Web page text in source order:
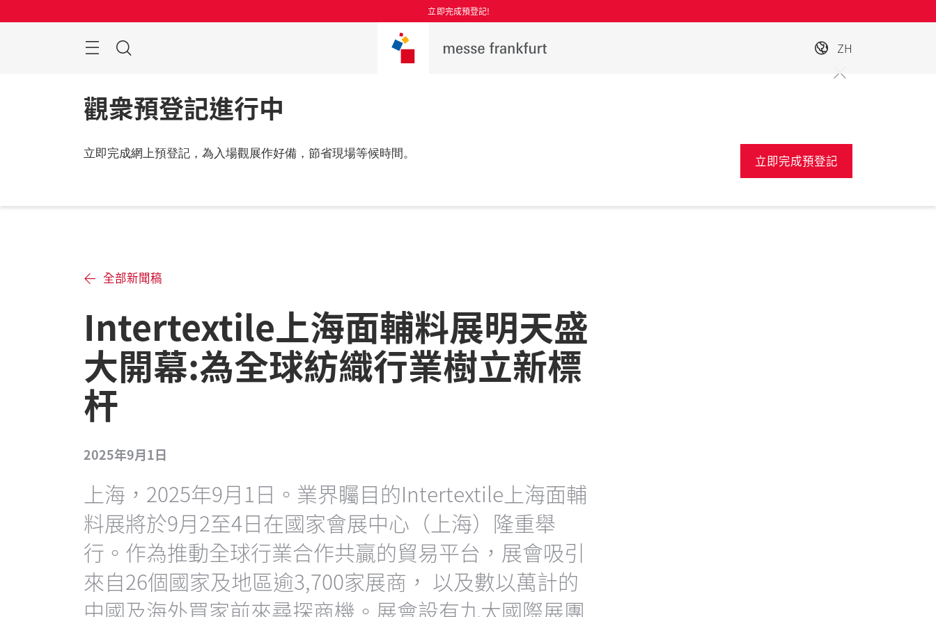
過
立即完成預登記!
搜
ZH
觀衆預登記進行中
立即完成網上預登記，為入場觀展作好備，節省現場等候時間。 立即完成預登記
全部新聞稿
Intertextile上海面輔料展明天盛
大開幕:為全球紡織行業樹立新標
杆
2025年9月1日
上海，2025年9月1日。業界矚目的Intertextile上海面輔
料展將於9月2至4日在國家會展中心（上海）隆重舉
行。作為推動全球行業合作共贏的貿易平台，展會吸引
來自26個國家及地區逾3,700家展商， 以及數以萬計的
中國及海外買家前來尋探商機。展會設有九大國際展團